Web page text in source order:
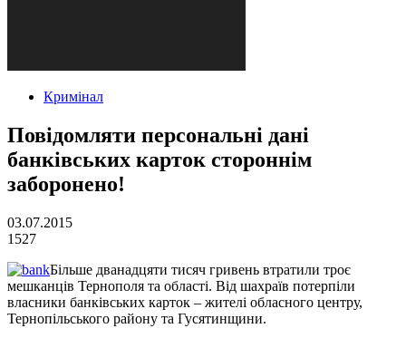
Кримінал
Повідомляти персональні дані
банківських карток стороннім
заборонено!
03.07.2015
1527
Більше дванадцяти тисяч гривень втратили троє
мешканців Тернополя та області. Від шахраїв потерпіли
власники банківських карток – жителі обласного центру,
Тернопільського району та Гусятинщини.